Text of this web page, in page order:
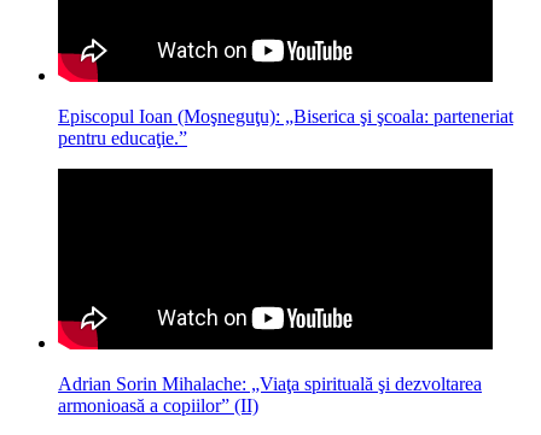
Episcopul Ioan (Moşneguţu): „Biserica şi şcoala: parteneriat
pentru educaţie.”
Adrian Sorin Mihalache: „Viaţa spirituală şi dezvoltarea
armonioasă a copiilor” (II)